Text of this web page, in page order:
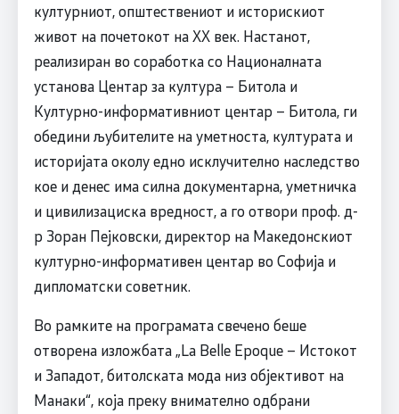
културниот, општествениот и историскиот
живот на почетокот на XX век. Настанот,
реализиран во соработка со Националната
установа Центар за култура – Битола и
Културно-информативниот центар – Битола, ги
обедини љубителите на уметноста, културата и
историјата околу едно исклучително наследство
кое и денес има силна документарна, уметничка
и цивилизациска вредност, а го отвори проф. д-
р Зоран Пејковски, директор на Македонскиот
културно-информативен центар во Софија и
дипломатски советник.
Во рамките на програмата свечено беше
отворена изложбата „La Belle Epoque – Истокот
и Западот, битолската мода низ објективот на
Манаки“, која преку внимателно одбрани